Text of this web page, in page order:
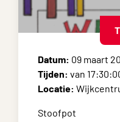
Datum: 09 maart
Tijden: van
Locatie:
Stoofpot